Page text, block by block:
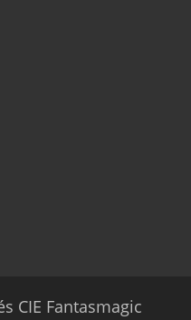
CIE Fantasmagic